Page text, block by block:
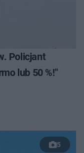
Policjant
lub 50 %!"
5